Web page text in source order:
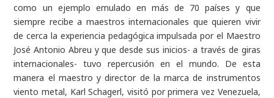
como un ejemplo emulado en más de 70 países y que
siempre recibe a maestros internacionales que quieren vivir
de cerca la experiencia pedagógica impulsada por el Maestro
José Antonio Abreu y que desde sus inicios- a través de giras
internacionales- tuvo repercusión en el mundo. De esta
manera el maestro y director de la marca de instrumentos
viento metal, Karl Schagerl, visitó por primera vez Venezuela,